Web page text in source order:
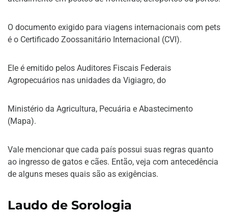
O documento exigido para viagens internacionais com pets
é o Certificado Zoossanitário Internacional (CVI).
Ele é emitido pelos Auditores Fiscais Federais
Agropecuários nas unidades da Vigiagro, do
Ministério da Agricultura, Pecuária e Abastecimento
(Mapa).
Vale mencionar que cada país possui suas regras quanto
ao ingresso de gatos e cães. Então, veja com antecedência
de alguns meses quais são as exigências.
Laudo de Sorologia